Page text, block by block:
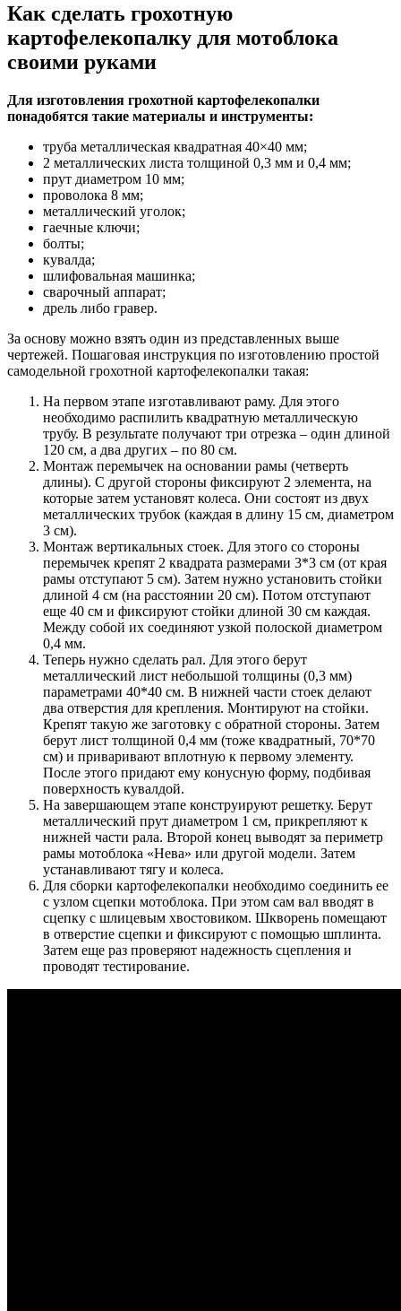
Как сделать грохотную
картофелекопалку для мотоблока
своими руками
Для изготовления грохотной картофелекопалки
понадобятся такие материалы и инструменты:
труба металлическая квадратная 40×40 мм;
2 металлических листа толщиной 0,3 мм и 0,4 мм;
прут диаметром 10 мм;
проволока 8 мм;
металлический уголок;
гаечные ключи;
болты;
кувалда;
шлифовальная машинка;
сварочный аппарат;
дрель либо гравер.
За основу можно взять один из представленных выше
чертежей. Пошаговая инструкция по изготовлению простой
самодельной грохотной картофелекопалки такая:
На первом этапе изготавливают раму. Для этого
необходимо распилить квадратную металлическую
трубу. В результате получают три отрезка – один длиной
120 см, а два других – по 80 см.
Монтаж перемычек на основании рамы (четверть
длины). С другой стороны фиксируют 2 элемента, на
которые затем установят колеса. Они состоят из двух
металлических трубок (каждая в длину 15 см, диаметром
3 см).
Монтаж вертикальных стоек. Для этого со стороны
перемычек крепят 2 квадрата размерами 3*3 см (от края
рамы отступают 5 см). Затем нужно установить стойки
длиной 4 см (на расстоянии 20 см). Потом отступают
еще 40 см и фиксируют стойки длиной 30 см каждая.
Между собой их соединяют узкой полоской диаметром
0,4 мм.
Теперь нужно сделать рал. Для этого берут
металлический лист небольшой толщины (0,3 мм)
параметрами 40*40 см. В нижней части стоек делают
два отверстия для крепления. Монтируют на стойки.
Крепят такую же заготовку с обратной стороны. Затем
берут лист толщиной 0,4 мм (тоже квадратный, 70*70
см) и приваривают вплотную к первому элементу.
После этого придают ему конусную форму, подбивая
поверхность кувалдой.
На завершающем этапе конструируют решетку. Берут
металлический прут диаметром 1 см, прикрепляют к
нижней части рала. Второй конец выводят за периметр
рамы мотоблока «Нева» или другой модели. Затем
устанавливают тягу и колеса.
Для сборки картофелекопалки необходимо соединить ее
с узлом сцепки мотоблока. При этом сам вал вводят в
сцепку с шлицевым хвостовиком. Шкворень помещают
в отверстие сцепки и фиксируют с помощью шплинта.
Затем еще раз проверяют надежность сцепления и
проводят тестирование.